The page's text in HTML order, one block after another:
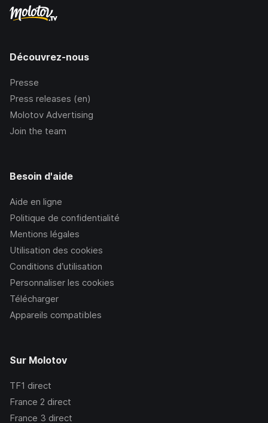
Découvrez-nous
Presse
Press releases (en)
Molotov Advertising
Join the team
Besoin d'aide
Aide en ligne
Politique de confidentialité
Mentions légales
Utilisation des cookies
Conditions d’utilisation
Personnaliser les cookies
Télécharger
Appareils compatibles
Sur Molotov
TF1 direct
France 2 direct
France 3 direct